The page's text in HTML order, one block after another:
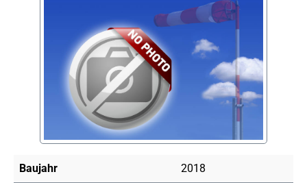
Baujahr 2018